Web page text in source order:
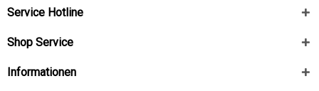
Service Hotline
Shop Service
Informationen